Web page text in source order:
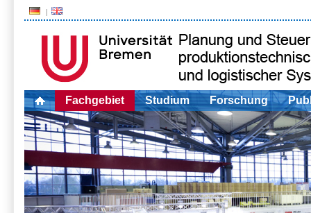
Fachgebiet Studium Forschung